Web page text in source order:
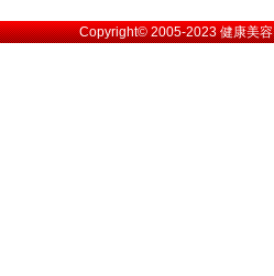
Copyright© 2005-2023健康美